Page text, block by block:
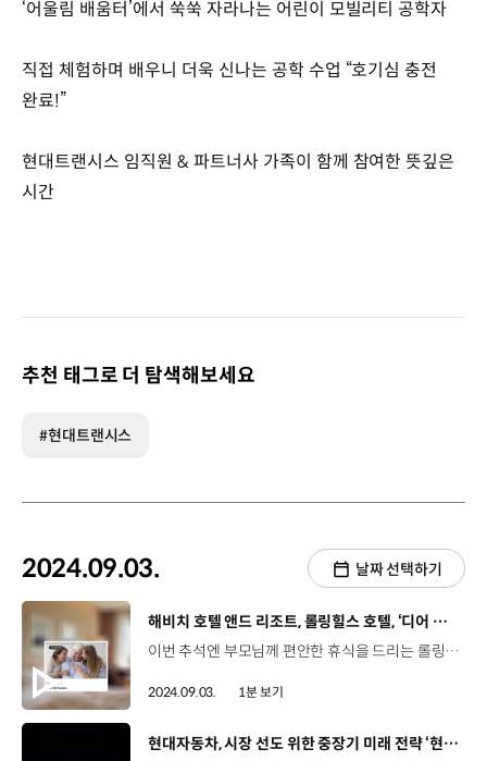
‘어울림 배움터’에서 쑥쑥 자라나는 어린이 모빌리티 공학자
직접 체험하며 배우니 더욱 신나는 공학 수업 “호기심 충전
완료!”
현대트랜시스 임직원 & 파트너사 가족이 함께 참여한 뜻깊은
시간
추천 태그로 더 탐색해보세요
#현대트랜시스
2024.09.03. 날짜 선택하기
[동영상]
해비치 호텔 앤드 리조트, 롤링힐스 호텔, ‘디어 마이 패런츠 패키지’ 출시
이번 추석엔 부모님께 편안한 휴식을 드리는 롤링힐스 호텔의 호캉스 선물은 어떨까요. 해비치 호텔앤드리조트가 운영하는 경기도 화성의 롤링힐스 호텔이 추석 연휴를 앞두고 ‘디어 마이 패런츠(Dear My Parents) 패키지’를 출시했습니다. 객실 1박과 조식 2인 이용이 포함된 패키지에는 실내 수영장 및 피트니스 이용과 함께 부모님의 건강한 휴식을 위한 혜택을 담았는데요. 부모님께 감동을 전할 편지를 작성해 체크인 3일전까지 호텔 이메일로 보내면 입실할 때 확인할 수 있도록 객실에 편지를 넣어줄 예정입니다. 이번 패키지는 오는 11월 30일까지 롤링힐스 호텔 투숙 시에 이용할 수 있습니다.
2024.09.03. 1분 보기
[동영상]
현대자동차, 시장 선도 위한 중장기 미래 전략 ‘현대 웨이’ 공개